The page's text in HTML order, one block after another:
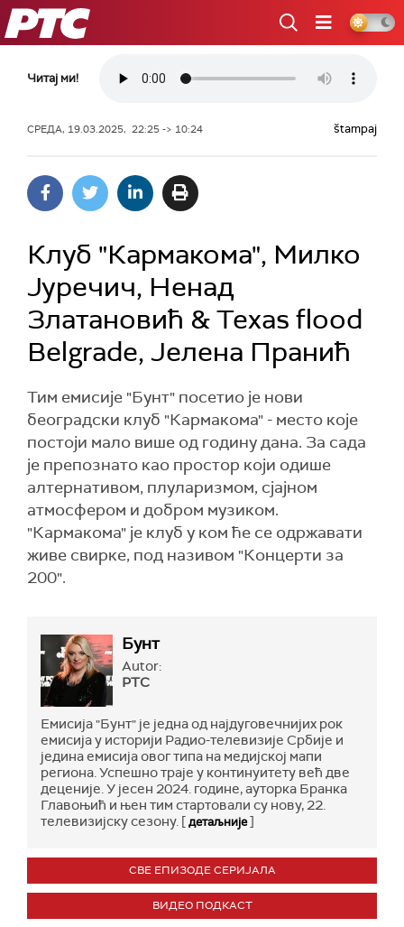
РТС
Читај ми!
СРЕДА, 19.03.2025, 22:25 -> 10:24 štampaj
Клуб "Кармакома", Милко
Јуречич, Ненад
Златановић & Texas flood
Belgrade, Јелена Пранић
Тим емисије "Бунт" посетио је нови
београдски клуб "Кармакома" - место које
постоји мало више од годину дана. За сада
је препознато као простор који одише
алтернативом, плуларизмом, сјајном
атмосфером и добром музиком.
"Кармакома" је клуб у ком ће се одржавати
живе свирке, под називом "Концерти за
200".
Бунт
Autor:
РТС
Емисија "Бунт" је једна од најдуговечнијих рок
емисија у историји Радио-телевизије Србије и
једина емисија овог типа на медијској мапи
региона. Успешно траје у континуитету већ две
деценије. У јесен 2024. године, ауторка Бранка
Главоњић и њен тим стартовали су нову, 22.
телевизијску сезону. [детаљније]
СВЕ ЕПИЗОДЕ СЕРИЈАЛА
ВИДЕО ПОДКАСТ